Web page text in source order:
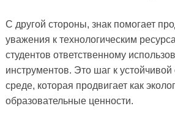
С другой стороны, знак помогает
уважения к технологическим
студентов ответственному
инструментов. Это шаг к устойчивой
среде, которая продвигает как
образовательные ценности.